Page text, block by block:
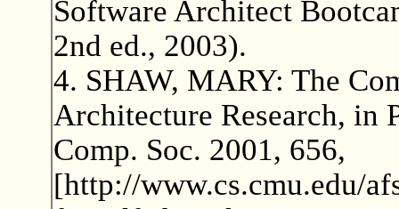
Software Architect
2nd ed., 2003).
4. SHAW, MARY: The
Architecture Research, in
Comp. Soc. 2001, 656,
[http://www.cs.cmu.edu/